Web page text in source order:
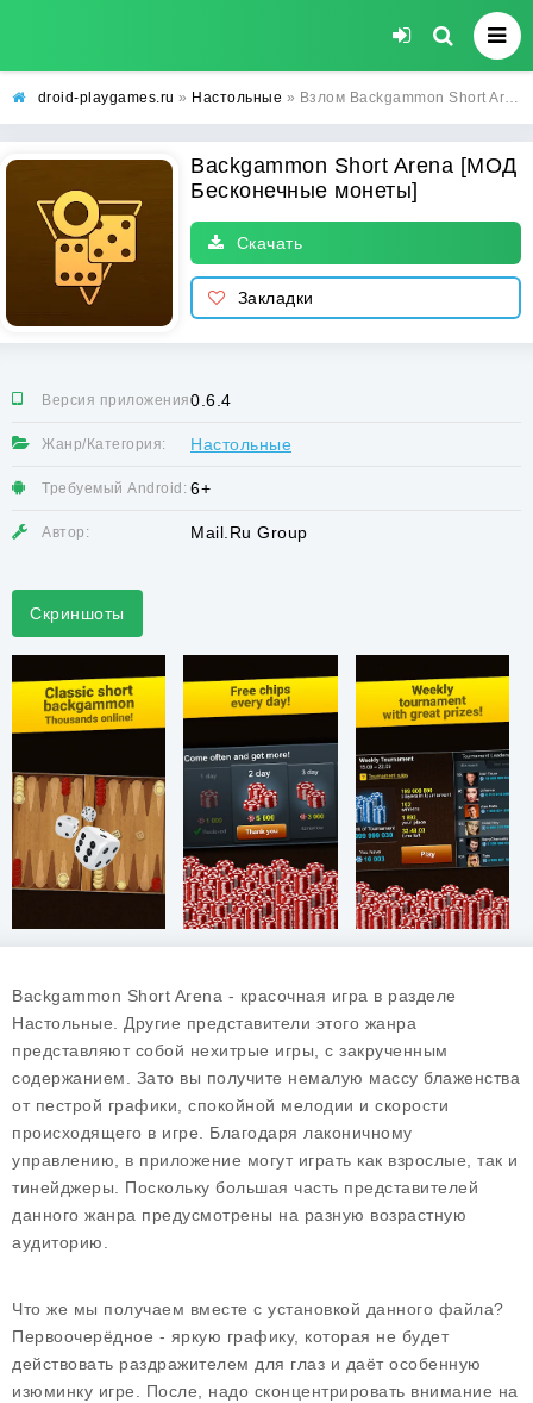
droid-playgames.ru » Настольные » Взлом Backgammon Short Arena [МОД Бесконечные монеты] - полная версия apk на Андроид
Backgammon Short Arena [МОД
Бесконечные монеты]
Скачать
Закладки
Версия приложения:0.6.4
Жанр/Категория: Настольные
Требуемый Android: 6+
Автор: Mail.Ru Group
Скриншоты
Backgammon Short Arena - красочная игра в разделе
Настольные. Другие представители этого жанра
представляют собой нехитрые игры, с закрученным
содержанием. Зато вы получите немалую массу блаженства
от пестрой графики, спокойной мелодии и скорости
происходящего в игре. Благодаря лаконичному
управлению, в приложение могут играть как взрослые, так и
тинейджеры. Поскольку большая часть представителей
данного жанра предусмотрены на разную возрастную
аудиторию.
Что же мы получаем вместе с установкой данного файла?
Первоочерёдное - яркую графику, которая не будет
действовать раздражителем для глаз и даёт особенную
изюминку игре. После, надо сконцентрировать внимание на